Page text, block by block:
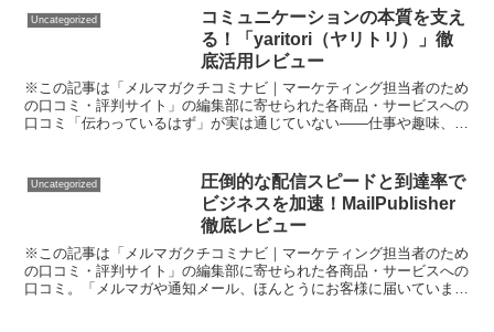
Uncategorized
コミュニケーションの本質を支え
る！「yaritori（ヤリトリ）」徹
底活用レビュー
※この記事は「メルマガクチコミナビ｜マーケティング担当者のため
の口コミ・評判サイト」の編集部に寄せられた各商品・サービスへの
口コミ「伝わっているはず」が実は通じていない――仕事や趣味、人
Uncategorized
圧倒的な配信スピードと到達率で
ビジネスを加速！MailPublisher
徹底レビュー
※この記事は「メルマガクチコミナビ｜マーケティング担当者のため
の口コミ・評判サイト」の編集部に寄せられた各商品・サービスへの
口コミ。「メルマガや通知メール、ほんとうにお客様に届いています